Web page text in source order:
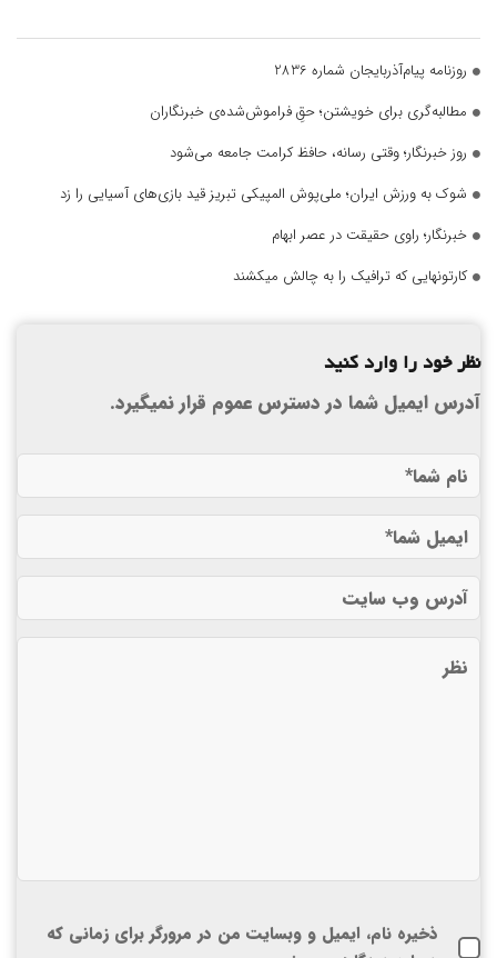
روزنامه پیام‌آذربایجان شماره 2836
مطالبه‌گری برای خویشتن؛ حقِ فراموش‌شده‌ی خبرنگاران
روز خبرنگار؛ وقتی رسانه، حافظ کرامت جامعه می‌شود
شوک به ورزش ایران؛ ملی‌پوش المپیکی تبریز قید بازی‌های آسیایی را زد
خبرنگار؛ راوی حقیقت در عصر ابهام
کارتونهایی که ترافیک را به چالش میکشند
نظر خود را وارد کنید
آدرس ایمیل شما در دسترس عموم قرار نمیگیرد.
ذخیره نام، ایمیل و وبسایت من در مرورگر برای زمانی که